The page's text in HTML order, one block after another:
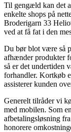
Til gengæld kan det
enkelte shops på
Broderigarn 33
ved at få fat i den
Du bør blot være så
afhænder produkter
så er det undertiden
forhandler. Kortkøb
assisterer kunden
Generelt tilråder vi
med mobilen. Som
afbetalingsløsning
honorere